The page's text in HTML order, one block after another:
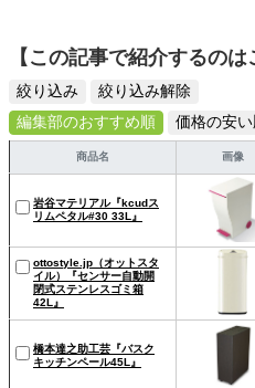
【この記事で紹介するのは
絞り込み
絞り込み解除
編集部のおすすめ順
価格の安
商品名 画像
岩谷マテリアル『kcudス
リムペタル#30 33L』
ottostyle.jp（オットスタ
イル）『センサー自動開
閉式ステンレスゴミ箱
42L』
橋本達之助工芸『バスク
キッチンペール45L』